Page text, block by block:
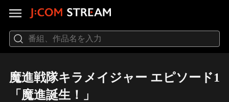
魔進戦隊キラメイジャー エピソード1
「魔進誕生！」